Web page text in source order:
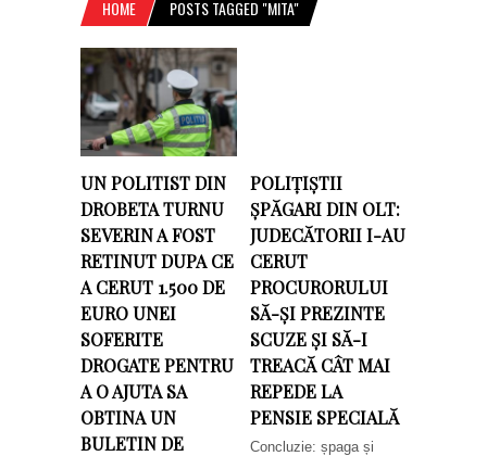
HOME POSTS TAGGED "MITA"
UN POLITIST DIN
DROBETA TURNU
SEVERIN A FOST
RETINUT DUPA CE
A CERUT 1.500 DE
EURO UNEI
SOFERITE
DROGATE PENTRU
A O AJUTA SA
OBTINA UN
BULETIN DE
POLIȚIȘTII
ȘPĂGARI DIN OLT:
JUDECĂTORII I-AU
CERUT
PROCURORULUI
SĂ-ȘI PREZINTE
SCUZE ȘI SĂ-I
TREACĂ CÂT MAI
REPEDE LA
PENSIE SPECIALĂ
Concluzie: șpaga și